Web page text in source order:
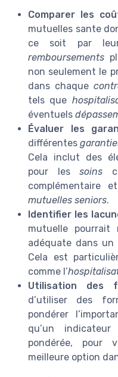
Comparer les
mutuelles sante
ce soit par
remboursements
non seulement le
dans chaque
tels que
éventuels
Évaluer les
différentes
Cela inclut des
pour lessoins
complémentaire
mutuelles seniors.
Identifier les
mutuelle
adéquate dans un
Cela est
comme l’
Utilisation des
d’utiliser des
pondérer
qu’un
pondérée, pour
meilleure option